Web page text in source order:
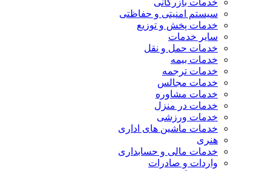
خدمات بازرگانی
سیستم امنیتی و حفاظتی
خدمات پخش و توزیع
سایر خدمات
خدمات حمل و نقل
خدمات بیمه
خدمات ترجمه
خدمات مجالس
خدمات مشاوره
خدمات در منزل
خدمات ورزشی
خدمات ماشین های اداری
هنری
خدمات مالی و حسابداری
واردات و صادرات